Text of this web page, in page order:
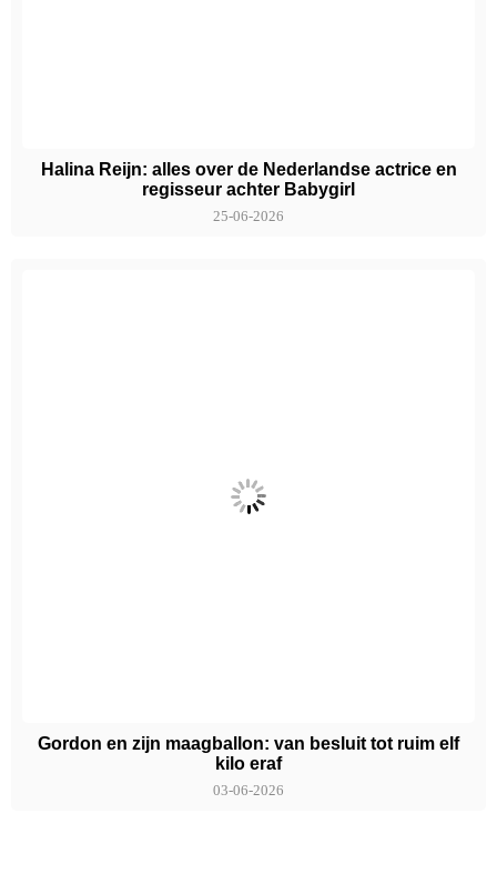
Halina Reijn: alles over de Nederlandse actrice en
regisseur achter Babygirl
25-06-2026
Gordon en zijn maagballon: van besluit tot ruim elf
kilo eraf
03-06-2026